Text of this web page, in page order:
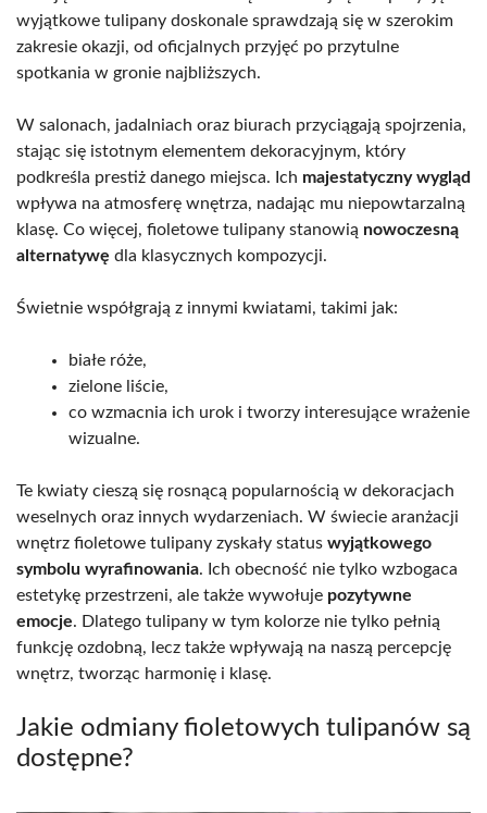
wyjątkowe tulipany doskonale sprawdzają się w szerokim
zakresie okazji, od oficjalnych przyjęć po przytulne
spotkania w gronie najbliższych.
W salonach, jadalniach oraz biurach przyciągają spojrzenia,
stając się istotnym elementem dekoracyjnym, który
podkreśla prestiż danego miejsca. Ich majestatyczny wygląd
wpływa na atmosferę wnętrza, nadając mu niepowtarzalną
klasę. Co więcej, fioletowe tulipany stanowią nowoczesną
alternatywę dla klasycznych kompozycji.
Świetnie współgrają z innymi kwiatami, takimi jak:
białe róże,
zielone liście,
co wzmacnia ich urok i tworzy interesujące wrażenie
wizualne.
Te kwiaty cieszą się rosnącą popularnością w dekoracjach
weselnych oraz innych wydarzeniach. W świecie aranżacji
wnętrz fioletowe tulipany zyskały status wyjątkowego
symbolu wyrafinowania. Ich obecność nie tylko wzbogaca
estetykę przestrzeni, ale także wywołuje pozytywne
emocje. Dlatego tulipany w tym kolorze nie tylko pełnią
funkcję ozdobną, lecz także wpływają na naszą percepcję
wnętrz, tworząc harmonię i klasę.
Jakie odmiany fioletowych tulipanów są
dostępne?